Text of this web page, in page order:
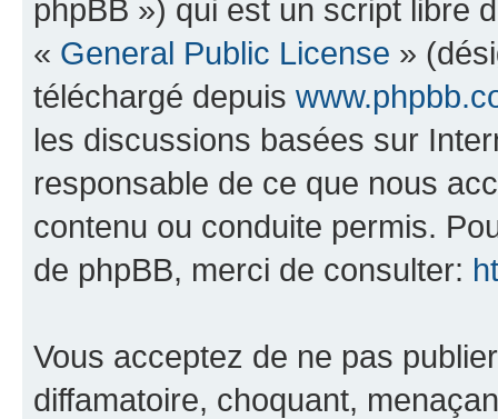
phpBB ») qui est un script libre
« General Public License »
téléchargé depuis
les discussions basées sur
responsable de ce que nous
contenu ou conduite permis.
de phpBB, merci de consulter:
Vous acceptez de ne pas
diffamatoire, choquant,